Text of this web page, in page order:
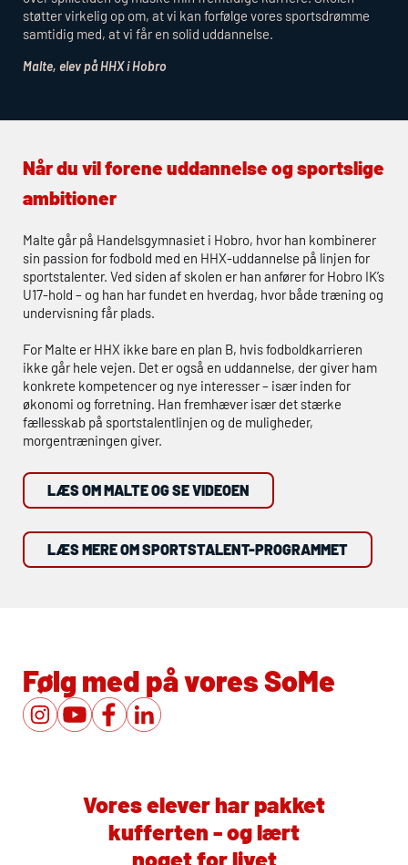
Når du vil forene uddannelse og sportslige
ambitioner
Malte går på Handelsgymnasiet i Hobro, hvor han kombinerer
sin passion for fodbold med en HHX-uddannelse på linjen for
sportstalenter. Ved siden af skolen er han anfører for Hobro IK’s
U17-hold – og han har fundet en hverdag, hvor både træning og
undervisning får plads.
For Malte erHHX ikke bare en plan B, hvis fodboldkarrieren
ikke går hele vejen. Det er også en uddannelse, der giver ham
konkrete kompetencer og nye interesser – især inden for
økonomi og forretning. Han fremhæver især det stærke
fællesskab på sportstalentlinjen og de muligheder,
morgentræningen giver.
LÆS OM MALTE OG SE VIDEOEN
LÆS MERE OM SPORTSTALENT-PROGRAMMET
støtter virkelig op om, at vi kan forfølge vores sportsdrømme
samtidig med, at vi får en solid uddannelse.
Malte, elev påHHXi Hobro
Følg med på vores SoMe
Vores elever har pakket
kufferten - og lært
noget for livet